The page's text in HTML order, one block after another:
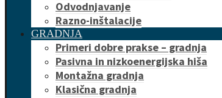
Odvodnjavanje
Razno-inštalacije
GRADNJA
Primeri dobre prakse – gradnja
Pasivna in nizkoenergijska hiša
Montažna gradnja
Klasična gradnja